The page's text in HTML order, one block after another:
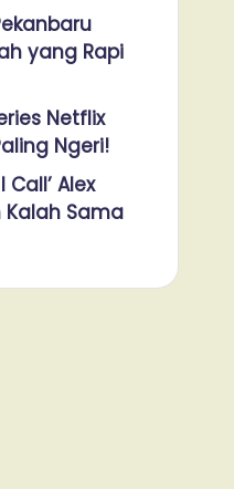
yang Rapi
Netflix
Ngeri!
Alex
Kalah Sama